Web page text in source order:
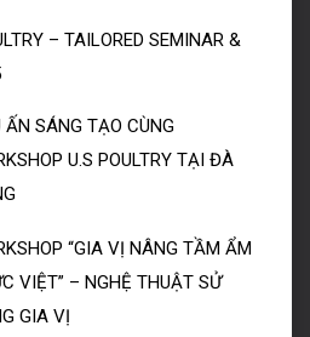
– TAILORED SEMINAR &
ẤN SÁNG TẠO CÙNG
U.S POULTRY TẠI ĐÀ
“GIA VỊ NÂNG TẦM ẨM
VIỆT” – NGHỆ THUẬT SỬ
GIA VỊ